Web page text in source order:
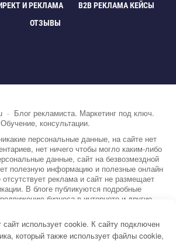
И РЕКЛАМА
B2B РЕКЛАМА КЕЙСЫ
ОТЗЫВЫ
· Блог рекламиста. Маркетинг под ключ.
Обучение, консультации.
персональные данные, на сайте нет
нет ничего чтобы могло каким-либо
данные, сайт на безвозмездной
полезную информацию и полезные онлайн
реклама и сайт не размещает
В блоге публикуются подробные
бизнеса в интернете и другие
рекламе, копирайтинге и другие темы.
более 3000 статей.
сайт использует cookie. К сайту подключен
который также использует файлы cookie,